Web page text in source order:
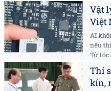
Vật
Việt
AI
nếu
Từ tốc
Thí
kín,